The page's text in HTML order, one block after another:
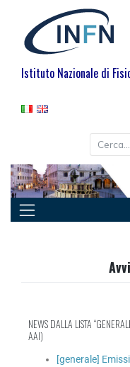
Istituto Nazionale di
NEWS DALLA LISTA
AAI)
[generale]